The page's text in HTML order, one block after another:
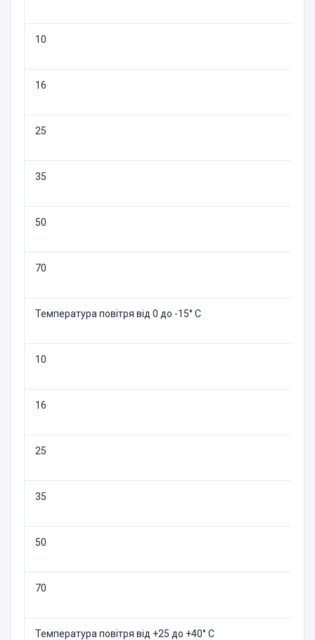
10
16
25
35
50
70
Температура повітря від 0 до -15° C
10
16
25
35
50
70
Температура повітря від +25 до +40° C